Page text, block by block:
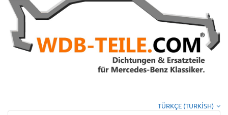
TÜRKÇE (TURKISH)